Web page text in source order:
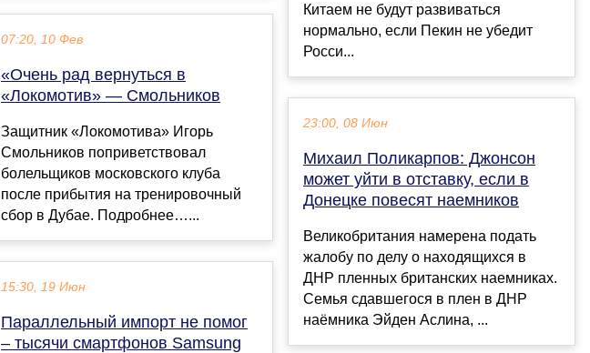
07:20, 10 Фев
«Очень рад вернуться в
«Локомотив» — Смольников
Защитник «Локомотива» Игорь
Смольников поприветствовал
болельщиков московского клуба
после прибытия на тренировочный
сбор в Дубае. Подробнее…...
15:30, 19 Июн
Параллельный импорт не помог
– тысячи смартфонов Samsung
Китаем не будут развиваться
нормально, если Пекин не убедит
Росси...
23:00, 08 Июн
Михаил Поликарпов: Джонсон
может уйти в отставку, если в
Донецке повесят наемников
Великобритания намерена подать
жалобу по делу о находящихся в
ДНР пленных британских наемниках.
Семья сдавшегося в плен в ДНР
наёмника Эйден Аслина, ...